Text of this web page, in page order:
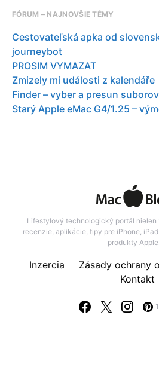
FÓRUM – NAJNOVŠIE TÉMY
Cestovateľská apka od
journeybot
PROSIM VYMAZAT
Zmizely mi události z kalendáře
Finder – vyber a presun suborov
Starý Apple eMac G4/1.25 –
Lifestylový technologický portál nielen
recenzie, aplikácie, tipy pre iPhone,
produkty
Inzercia
Zásady ochrany
Kontakt